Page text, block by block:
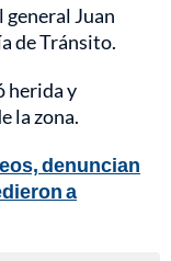
general Juan
de Tránsito.
herida y
la zona.
denuncian
a